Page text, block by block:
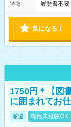
特徴 履歴書不要
気になる！
1750円＊【図
に囲まれてお
派遣 職種未経験OK